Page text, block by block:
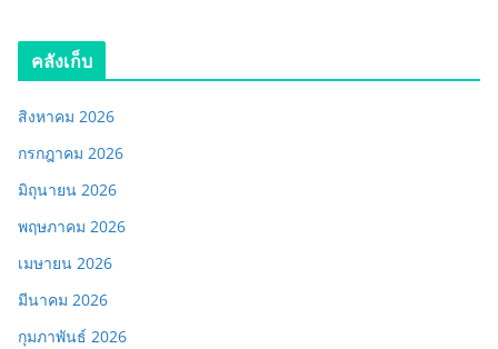
คลังเก็บ
สิงหาคม 2026
กรกฎาคม 2026
มิถุนายน 2026
พฤษภาคม 2026
เมษายน 2026
มีนาคม 2026
กุมภาพันธ์ 2026